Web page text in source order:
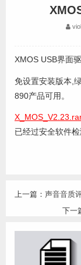
XMOS USB界面
免设置安装版本,
890产品可用。
已经过安全软件
上一篇： 声音音质
下一